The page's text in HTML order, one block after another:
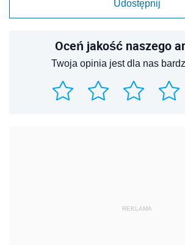
Udostępnij
Oceń jakość naszego
Twoja opinia jest dla nas
REKLAMA